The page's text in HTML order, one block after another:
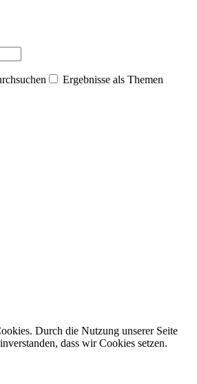
Ergebnisse als Themen
Durch die Nutzung unserer Seite
dass wir Cookies setzen.